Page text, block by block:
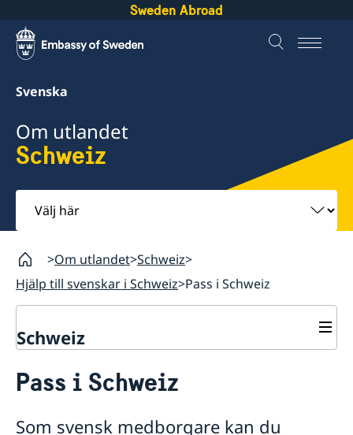
Sweden Abroad
Svenska
Om utlandet
Schweiz
Välj
här
Om utlandet Schweiz
Hjälp till svenskar i Schweiz Pass i Schweiz
Schweiz
Hjälp till svenskar i Schweiz
Pass i Schweiz
Pass i Schweiz
Som svensk medborgare kan du